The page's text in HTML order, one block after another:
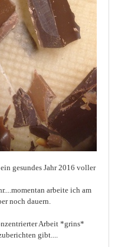
gesundes Jahr 2016 voller
arbeite ich am
noch dauern.
Arbeit *grins*
gibt....